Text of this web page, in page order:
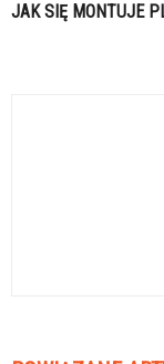
JAK SIĘ MONTUJE